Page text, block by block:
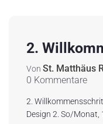
2.
Von St. Matthäus
0 Kommentare
2.
Design 2. So/